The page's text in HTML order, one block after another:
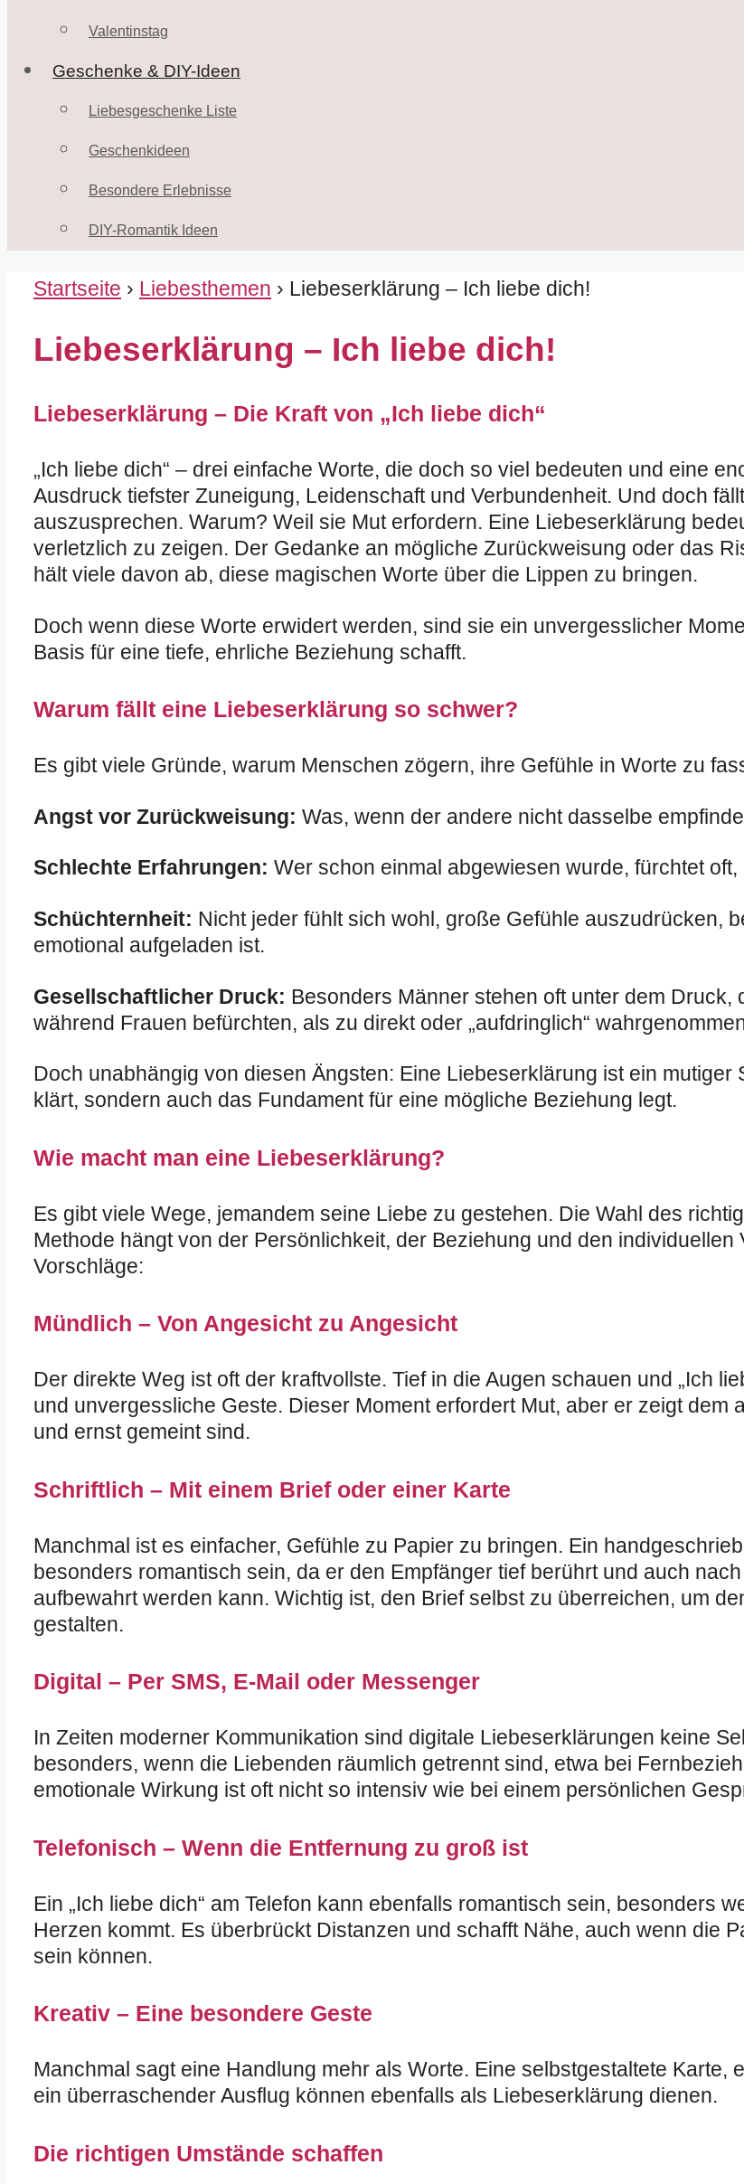
Valentinstag
Geschenke & DIY-Ideen
Liebesgeschenke Liste
Geschenkideen
Besondere Erlebnisse
DIY-Romantik Ideen
Startseite › Liebesthemen › Liebeserklärung – Ich liebe dich!
Liebeserklärung – Ich liebe dich!
Liebeserklärung – Die Kraft von „Ich liebe dich“
„Ich liebe dich“ – drei einfache Worte, die doch so viel bedeuten und eine
Ausdruck tiefster Zuneigung, Leidenschaft und Verbundenheit. Und doch
auszusprechen. Warum? Weil sie Mut erfordern. Eine Liebeserklärung
verletzlich zu zeigen. Der Gedanke an mögliche Zurückweisung oder das
hält viele davon ab, diese magischen Worte über die Lippen zu bringen.
Doch wenn diese Worte erwidert werden, sind sie ein unvergesslicher
Basis für eine tiefe, ehrliche Beziehung schafft.
Warum fällt eine Liebeserklärung so schwer?
Es gibt viele Gründe, warum Menschen zögern, ihre Gefühle in Worte zu
Angst vor Zurückweisung: Was, wenn der andere nicht dasselbe
Schlechte Erfahrungen: Wer schon einmal abgewiesen wurde, fürchtet
Schüchternheit: Nicht jeder fühlt sich wohl, große Gefühle auszudrücken,
emotional aufgeladen ist.
Gesellschaftlicher Druck: Besonders Männer stehen oft unter dem Druck,
während Frauen befürchten, als zu direkt oder „aufdringlich“
Doch unabhängig von diesen Ängsten: Eine Liebeserklärung ist ein mutiger
klärt, sondern auch das Fundament für eine mögliche Beziehung legt.
Wie macht man eine Liebeserklärung?
Es gibt viele Wege, jemandem seine Liebe zu gestehen. Die Wahl des
Methode hängt von der Persönlichkeit, der Beziehung und den individuellen
Vorschläge:
Mündlich – Von Angesicht zu Angesicht
Der direkte Weg ist oft der kraftvollste. Tief in die Augen schauen und „Ich
und unvergessliche Geste. Dieser Moment erfordert Mut, aber er zeigt dem
und ernst gemeint sind.
Schriftlich – Mit einem Brief oder einer Karte
Manchmal ist es einfacher, Gefühle zu Papier zu bringen. Ein
besonders romantisch sein, da er den Empfänger tief berührt und auch
aufbewahrt werden kann. Wichtig ist, den Brief selbst zu überreichen, um
gestalten.
Digital – Per SMS, E-Mail oder Messenger
In Zeiten moderner Kommunikation sind digitale Liebeserklärungen keine
besonders, wenn die Liebenden räumlich getrennt sind, etwa bei
emotionale Wirkung ist oft nicht so intensiv wie bei einem persönlichen
Telefonisch – Wenn die Entfernung zu groß ist
Ein „Ich liebe dich“ am Telefon kann ebenfalls romantisch sein, besonders
Herzen kommt. Es überbrückt Distanzen und schafft Nähe, auch wenn die
sein können.
Kreativ – Eine besondere Geste
Manchmal sagt eine Handlung mehr als Worte. Eine selbstgestaltete Karte,
ein überraschender Ausflug können ebenfalls als Liebeserklärung dienen.
Die richtigen Umstände schaffen